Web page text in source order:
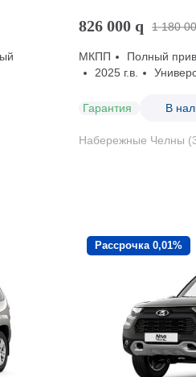
826 000 q 1 180
МКПП Полный
2025 г.в.
Гарантия В
Набережные Челны
Рассрочка 0,01%